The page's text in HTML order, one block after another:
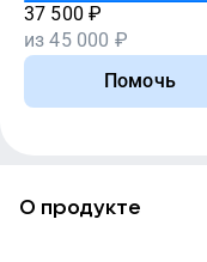
37 500 ₽
из45 000 ₽
Помочь
О продукте